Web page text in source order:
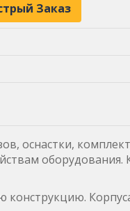
Заказ
оснастки,
оборудования.